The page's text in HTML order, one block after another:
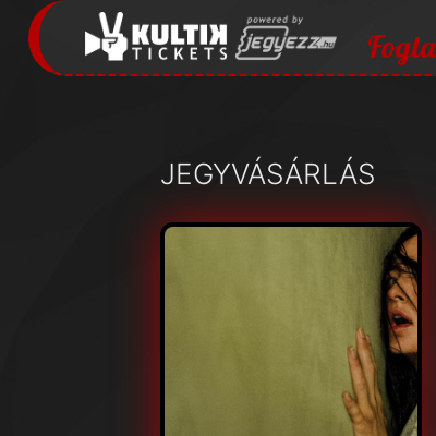
JEGYVÁSÁRLÁS